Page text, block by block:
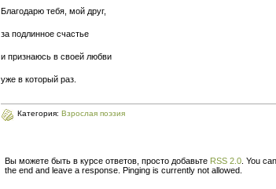
Благодарю тебя, мой друг,
за подлинное счастье
и признаюсь в своей любви
уже в который раз.
Категория: Взрослая поэзия
Вы можете быть в курсе ответов, просто добавьте RSS 2.0 . You
the end and leave a response. Pinging is currently not allowed.